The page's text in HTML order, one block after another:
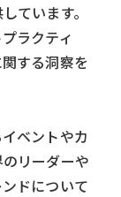
ています。
ラクティ
する洞察を
ベントやカ
リーダーや
ドについて